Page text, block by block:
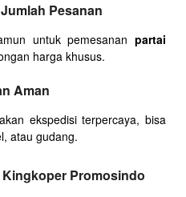
Pesanan
untuk pemesanan partai
harga khusus.
Aman
ekspedisi terpercaya, bisa
atau gudang.
Promosindo